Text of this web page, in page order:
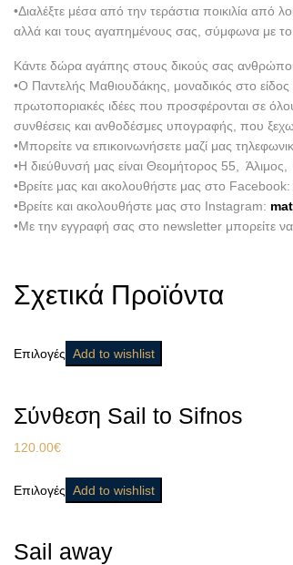
•Διαλέξτε μέσα από την τεράστια ποικιλία από
αλλά και τους αγαπημένους σας, σύμφωνα με το
Κάντε δώρα αγάπης στους δικούς σας
•Ο Παντελής Μαθιουδάκης, μοναδικός στο
πρωτοποριακές ιδέες που προσφέρονται σε
συνθέσεις και ανθοδέσμες υπογραφής, που
•Μπορείτε να επικοινωνήσετε μαζί μας
•Η διεύθυνσή μας είναι Θεομήτορος 55,
•Βρείτε μας και ακολουθήστε μας στο Facebook:
•Βρείτε και ακολουθήστε μας στο Instagram:
•Με την εγγραφή σας στο newsletter μπορείτε
Σχετικά Προϊόντα
Επιλογές Add to wishlist
Σύνθεση Sail to Sifnos
120.00€
Επιλογές Add to wishlist
Sail away